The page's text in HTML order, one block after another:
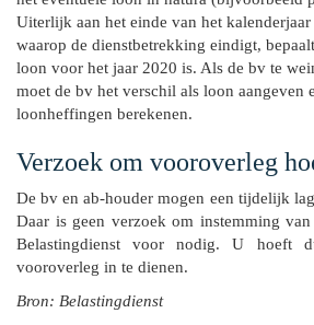
Uiterlijk aan het einde van het
waarop de dienstbetrekking eindigt,
loon voor het jaar 2020 is. Als de bv te
moet de bv het verschil als loon aangeven
loonheffingen berekenen.
Verzoek om vooroverleg
De bv en ab-houder mogen een tijdelijk
Daar is geen verzoek om instemming
Belastingdienst voor nodig. U hoeft
vooroverleg in te dienen.
Bron: Belastingdienst